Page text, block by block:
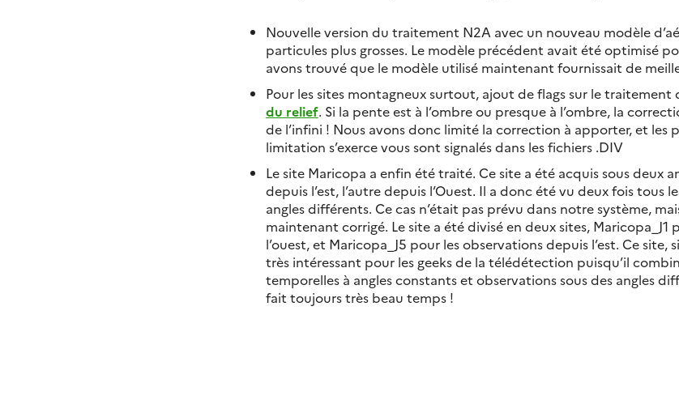
Nouvelle version du traitement N2A avec un nouveau modèle
particules plus grosses. Le modèle précédent avait été optimisé
avons trouvé que le modèle utilisé maintenant fournissait de
Pour les sites montagneux surtout, ajout de flags sur le traitement
du relief. Si la pente est à l’ombre ou presque à l’ombre, la
de l’infini ! Nous avons donc limité la correction à apporter, et les
limitation s’exerce vous sont signalés dans les fichiers .DIV
Le site Maricopa a enfin été traité. Ce site a été acquis sous deux
depuis l’est, l’autre depuis l’Ouest. Il a donc été vu deux fois tous
angles différents. Ce cas n’était pas prévu dans notre système,
maintenant corrigé. Le site a été divisé en deux sites, Maricopa_J1
l’ouest, et Maricopa_J5 pour les observations depuis l’est. Ce site,
très intéressant pour les geeks de la télédétection puisqu’il
temporelles à angles constants et observations sous des angles
fait toujours très beau temps !